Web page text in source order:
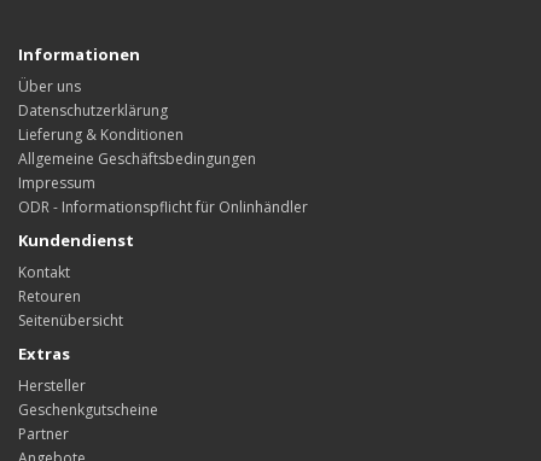
Informationen
Über uns
Datenschutzerklärung
Lieferung & Konditionen
Allgemeine Geschäftsbedingungen
Impressum
ODR - Informationspflicht für Onlinhändler
Kundendienst
Kontakt
Retouren
Seitenübersicht
Extras
Hersteller
Geschenkgutscheine
Partner